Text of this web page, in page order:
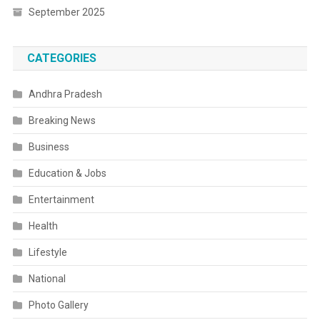
September 2025
CATEGORIES
Andhra Pradesh
Breaking News
Business
Education & Jobs
Entertainment
Health
Lifestyle
National
Photo Gallery